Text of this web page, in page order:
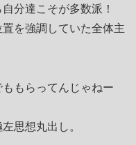
分達こそが多数派！
を強調していた全体主
もらってんじゃねー
思想丸出し。